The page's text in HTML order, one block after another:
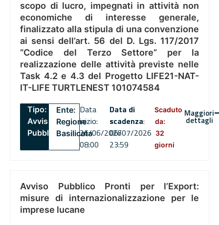
scopo di lucro, impegnati in attività non
economiche di interesse generale,
finalizzato alla stipula di una convenzione
ai sensi dell’art. 56 del D. Lgs. 117/2017
“Codice del Terzo Settore” per la
realizzazione delle attività previste nelle
Task 4.2 e 4.3 del Progetto LIFE21-NAT-
IT-LIFE TURTLENEST 101074584
Tipo:
Avviso
Pubblico
Ente:
Regione
Basilicata
Data
inizio:
26/06/2026
08:00
Data di
scadenza:
06/07/2026
23:59
Scaduto
da:
32
giorni
Maggiori
dettagli
Avviso Pubblico Pronti per l’Export:
misure di internazionalizzazione per le
imprese lucane